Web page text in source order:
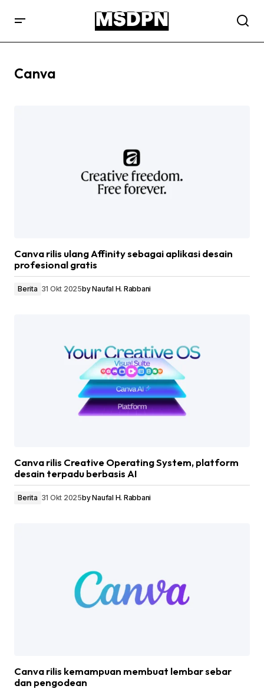
Canva
Canva rilis ulang Affinity sebagai aplikasi desain
profesional gratis
Berita 31 Okt 2025byNaufal H. Rabbani
Canva rilis Creative Operating System, platform
desain terpadu berbasis AI
Berita 31 Okt 2025byNaufal H. Rabbani
Canva rilis kemampuan membuat lembar sebar
dan pengodean